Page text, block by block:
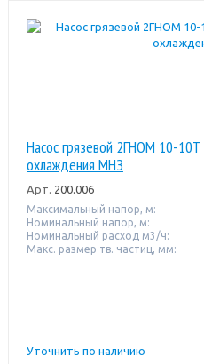
Насос грязевой 2ГНОМ 10-
охлаждения МНЗ
Арт. 200.006
Максимальный напор, м:
Номинальный напор, м:
Номинальный расход м3/ч:
Макс. размер тв. частиц, мм:
Уточнить по наличию